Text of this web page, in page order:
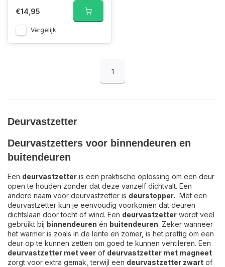
€14,95
Vergelijk
1
Deurvastzetter
Deurvastzetters voor binnendeuren en
buitendeuren
Een deurvastzetter is een praktische oplossing om een deur
open te houden zonder dat deze vanzelf dichtvalt. Een
andere naam voor deurvastzetter is deurstopper. Met een
deurvastzetter kun je eenvoudig voorkomen dat deuren
dichtslaan door tocht of wind. Een deurvastzetter wordt veel
gebruikt bij binnendeuren én buitendeuren. Zeker wanneer
het warmer is zoals in de lente en zomer, is het prettig om een
deur op te kunnen zetten om goed te kunnen ventileren. Een
deurvastzetter met veer of deurvastzetter met magneet
zorgt voor extra gemak, terwijl een deurvastzetter zwart of